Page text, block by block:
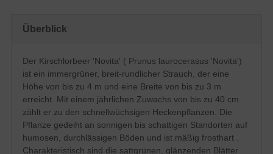
Wuchsform
Frucht
Tiefschwarze erbsengroße Steinfrüchte,
nicht zum Verzehr geeignet
Blüte
Weiß, im Mai, angenehm duftend
Blütezeit
Mai
Boden
Humose und durchlässige Böden,
Staunässe vermeiden
Standort
Sonnig bis schattig
gut schnittverträglich
optimal für breite Hecken bis 400 cm
verträgt keine Staunässe
mäßig frosthart
regelmäßiger Beschnitt nötig
Überblick
Der Kirschlorbeer 'Novita' ( Prunus laurocerasus 'Novita')
ist ein immergrüner, breit-rundlicher Strauch, der eine
Höhe von bis zu 4 m und eine Breite von bis zu 3 m
erreicht. Mit einem jährlichen Zuwachs von bis zu 40 cm
zählt er zu den schnellwüchsigen Heckenpflanzen. Die
Pflanze gedeiht an sonnigen bis schattigen Standorten auf
humosen, durchlässigen Böden und ist mäßig frosthart .
Charakteristisch sind die sattgrünen, glänzenden Blätter